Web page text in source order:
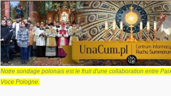
Notre sondage polonais est le fruit d'une collaboration entre
Voce Pologne.